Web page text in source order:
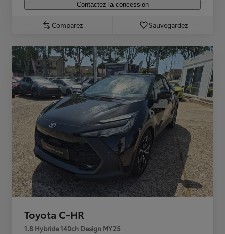
Contactez la concession
Comparez Sauvegardez
Toyota C-HR
1.8 Hybride 140ch Design MY25